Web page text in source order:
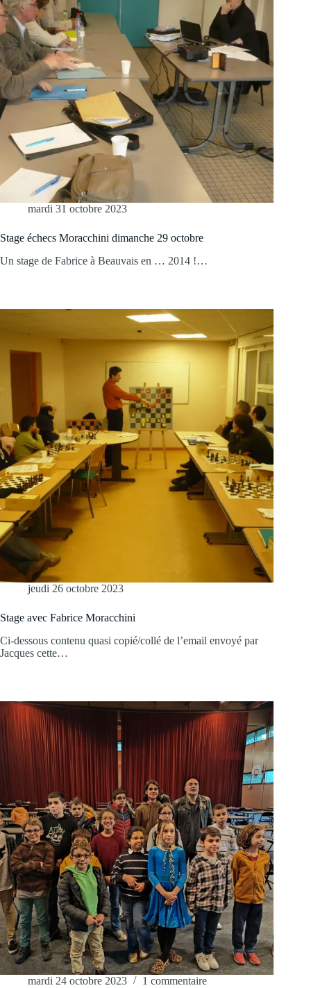
mardi 31 octobre 2023
Stage échecs Moracchini dimanche 29 octobre
Un stage de Fabrice à Beauvais en … 2014 !…
jeudi 26 octobre 2023
Stage avec Fabrice Moracchini
Ci-dessous contenu quasi copié/collé de l’email envoyé par
Jacques cette…
mardi 24 octobre 2023 1 commentaire